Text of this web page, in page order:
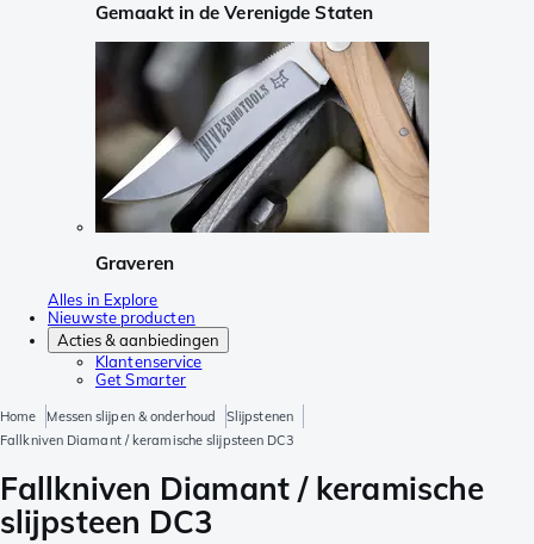
Gemaakt in de Verenigde Staten
Graveren
Alles in Explore
Nieuwste producten
Acties & aanbiedingen
Klantenservice
Get Smarter
Home Messen slijpen & onderhoud
Slijpstenen
Fallkniven Diamant / keramische slijpsteen DC3
Fallkniven Diamant / keramische
slijpsteen DC3